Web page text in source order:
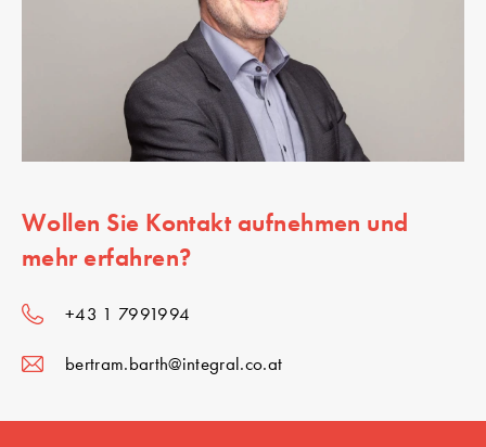
Wollen Sie Kontakt aufnehmen und
mehr erfahren?
+43 1 7991994
bertram.barth@integral.co.at